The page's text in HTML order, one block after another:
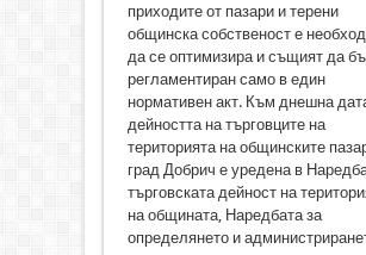
приходите от пазари и терени
общинска собственост е
да се оптимизира и същият да
регламентиран само в един
нормативен акт. Към днешна
дейността на търговците на
територията на общинските
град Добрич е уредена в
търговската дейност на
на общината, Наредбата за
определянето и